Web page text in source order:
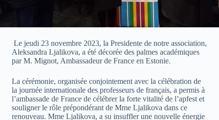
Le jeudi 23 novembre 2023, la Presidente de notre association,
Aleksandra Ljalikova, a été décorée des palmes académiques
par M. Mignot, Ambassadeur de France en Estonie.
La cérémonie, organisée conjointement avec la célébration de
la journée internationale des professeurs de français, a permis à
l’ambassade de France de célébrer la forte vitalité de l’apfest et
souligner le rôle prépondérant de Mme Ljalikova dans ce
renouveau. Mme Ljalikova, a su insuffler une nouvelle énergie